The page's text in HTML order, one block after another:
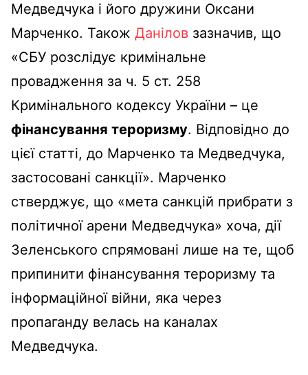
Медведчука і його дружини Оксани
Марченко. Також Данілов зазначив, що
«СБУ розслідує кримінальне
провадження за ч. 5 ст. 258
Кримінального кодексу України – це
фінансування тероризму. Відповідно до
цієї статті, до Марченко та Медведчука,
застосовані санкції». Марченко
стверджує, що «мета санкцій прибрати з
політичної арени Медведчука» хоча, дії
Зеленського спрямовані лише на те, щоб
припинити фінансування тероризму та
інформаційної війни, яка через
пропаганду велась на каналах
Медведчука.